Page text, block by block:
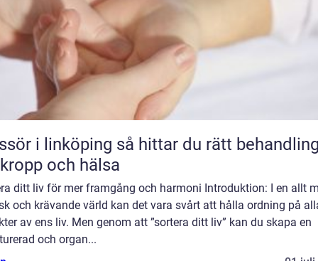
så hittar du rätt behandling
och hälsa
ditt liv för mer framgång och harmoni Introduktion: I en allt
och krävande värld kan det vara svårt att hålla ordning på
av ens liv. Men genom att ”sortera ditt liv” kan du skapa en
och organ...